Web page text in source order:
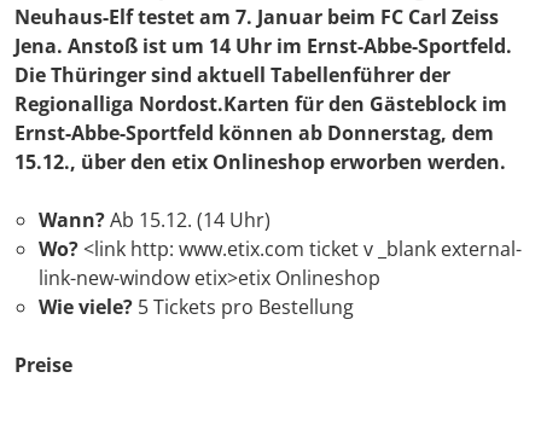
Neuhaus-Elf testet am 7. Januar beim FC Carl Zeiss
Jena. Anstoß ist um 14 Uhr im Ernst-Abbe-Sportfeld.
Die Thüringer sind aktuell Tabellenführer der
Regionalliga Nordost.Karten für den Gästeblock im
Ernst-Abbe-Sportfeld können ab Donnerstag, dem
15.12., über den etix Onlineshop erworben werden.
Wann?Ab 15.12. (14 Uhr)
Wo?<link http: www.etix.com ticket v _blank external-
link-new-window etix>etix Onlineshop
Wie viele? 5 Tickets pro Bestellung
Preise